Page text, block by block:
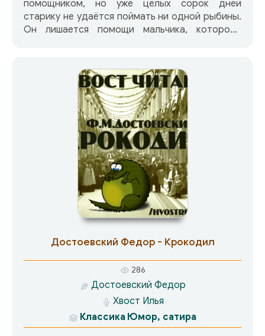
помощником, но уже целых сорок дней
старику не удаётся поймать ни одной рыбины.
Он лишается помощи мальчика, которому
когда Сантьяго перед выходом в море
говорит Манолину, что на этот раз он верит в
Повесть принесла автору Нобелевскую и
Пулитцеровскую премии.
Достоевский Федор - Крокодил
286
Достоевский Федор
Хвост Илья
Классика Юмор, сатира